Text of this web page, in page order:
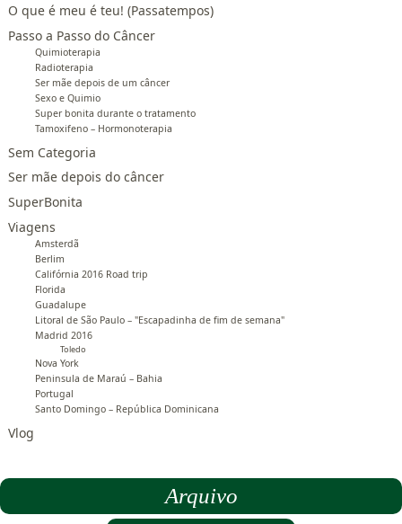
O que é meu é teu! (Passatempos)
Passo a Passo do Câncer
Quimioterapia
Radioterapia
Ser mãe depois de um câncer
Sexo e Quimio
Super bonita durante o tratamento
Tamoxifeno – Hormonoterapia
Sem Categoria
Ser mãe depois do câncer
SuperBonita
Viagens
Amsterdã
Berlim
Califórnia 2016 Road trip
Florida
Guadalupe
Litoral de São Paulo – "Escapadinha de fim de semana"
Madrid 2016
Toledo
Nova York
Peninsula de Maraú – Bahia
Portugal
Santo Domingo – República Dominicana
Vlog
Arquivo